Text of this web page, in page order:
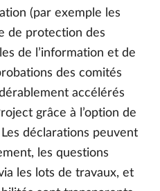
(par exemple les
de protection des
de l’information et de
des comités
accélérés
grâce à l’option de
déclarations peuvent
les questions
les lots de travaux, et